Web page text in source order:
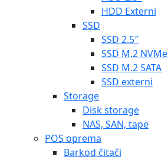
HDD Externi
SSD
SSD 2.5″
SSD M.2 NVMe
SSD M.2 SATA
SSD externi
Storage
Disk storage
NAS, SAN, tape
POS oprema
Barkod čitači